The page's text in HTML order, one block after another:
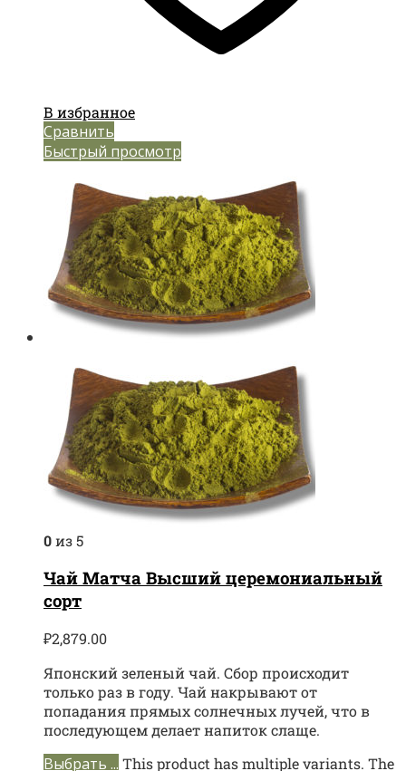
В избранное
Сравнить
Быстрый просмотр
0из 5
Чай Матча Высший церемониальный
сорт
₽2,879.00
Японский зеленый чай. Сбор происходит
только раз в году. Чай накрывают от
попадания прямых солнечных лучей, что в
последующем делает напиток слаще.
Выбрать ... This product has multiple variants. The